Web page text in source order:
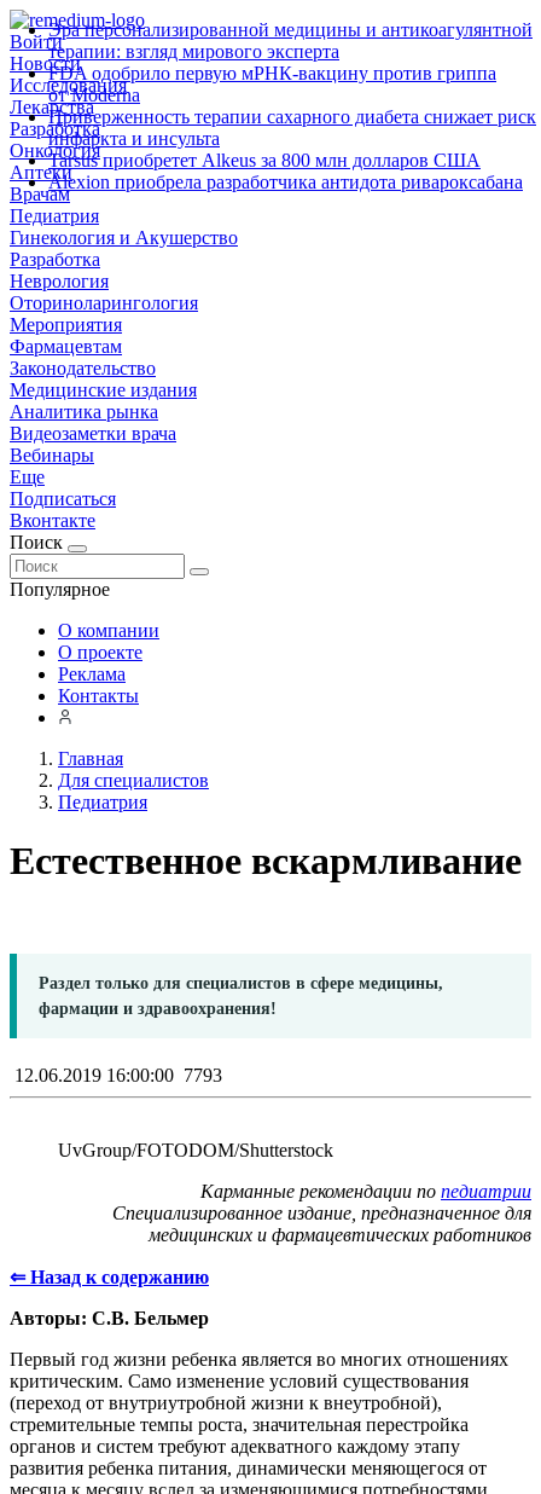
Войти
Новости
Исследования
Лекарства
Разработка
Онкология
Аптеки
Врачам
Педиатрия
Гинекология и Акушерство
Разработка
Неврология
Оториноларингология
Мероприятия
Фармацевтам
Законодательство
Медицинские издания
Аналитика рынка
Видеозаметки врача
Вебинары
Еще
Подписаться
Вконтакте
Поиск
Популярное
Эра персонализированной медицины и антикоагулянтной
терапии: взгляд мирового эксперта
FDA одобрило первую мРНК‑вакцину против гриппа
от Moderna
Приверженность терапии сахарного диабета снижает риск
инфаркта и инсульта
Tarsus приобретет Alkeus за 800 млн долларов США
Alexion приобрела разработчика антидота ривароксабана
О компании
О проекте
Реклама
Контакты
Главная
Для специалистов
Педиатрия
Естественное вскармливание
Раздел только для специалистов в сфере медицины,
фармации и здравоохранения!
12.06.2019 16:00:00 7793
UvGroup/FOTODOM/Shutterstoсk
Карманные рекомендации по педиатрии
Специализированное издание, предназначенное для
медицинских и фармацевтических работников
⇐Назад к содержанию
Авторы: С.В. Бельмер
Первый год жизни ребенка является во многих отношениях
критическим. Само изменение условий существования
(переход от внутриутробной жизни к внеутробной),
стремительные темпы роста, значительная перестройка
органов и систем требуют адекватного каждому этапу
развития ребенка питания, динамически меняющегося от
месяца к месяцу вслед за изменяющимися потребностями